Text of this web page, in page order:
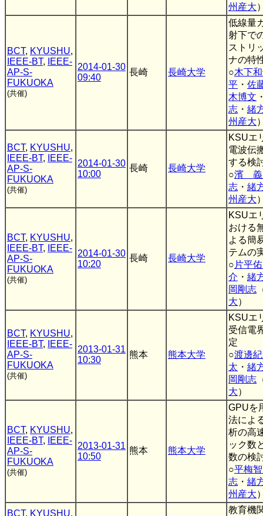
州産大
BCT, KYUSHU,
IEEE-BT,
IEEE-
AP-S-
FUKUOKA
(共催)
2014-01-30
09:40
長崎 長崎大学
低線量
射下で
ストリ
ナの特
○木下
平 ・ 佐
木博文
志 ・ 緒
州産大
BCT, KYUSHU,
IEEE-BT,
IEEE-
AP-S-
FUKUOKA
(共催)
2014-01-30
10:00
長崎 長崎大学
KSUエ
電波伝
する検
○濱 義
志 ・ 緒
州産大
BCT, KYUSHU,
IEEE-BT,
IEEE-
AP-S-
FUKUOKA
(共催)
2014-01-30
10:20
長崎 長崎大学
KSUエ
おける
よる簡
テムの
○ 片平
介 ・ 緒
岡剛志
大）
BCT, KYUSHU,
IEEE-BT,
IEEE-
AP-S-
FUKUOKA
(共催)
2013-01-31
10:30
熊本 熊本大学
KSUエ
受信電
定
○渡邊
太 ・ 緒
岡剛志
大）
BCT, KYUSHU,
IEEE-BT,
IEEE-
AP-S-
FUKUOKA
(共催)
2013-01-31
10:50
熊本 熊本大学
GPUを
法によ
析の高
ック数
数の検
○平梅
志 ・ 緒
州産大
BCT, KYUSHU, 教育機